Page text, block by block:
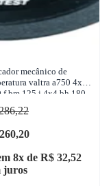
mecânico de
valtra a750 4x4
f bm 125 i 4x4 bh 180
bm 110 4x4 1985-2017
- 302431
8x de R$ 32,52
juros